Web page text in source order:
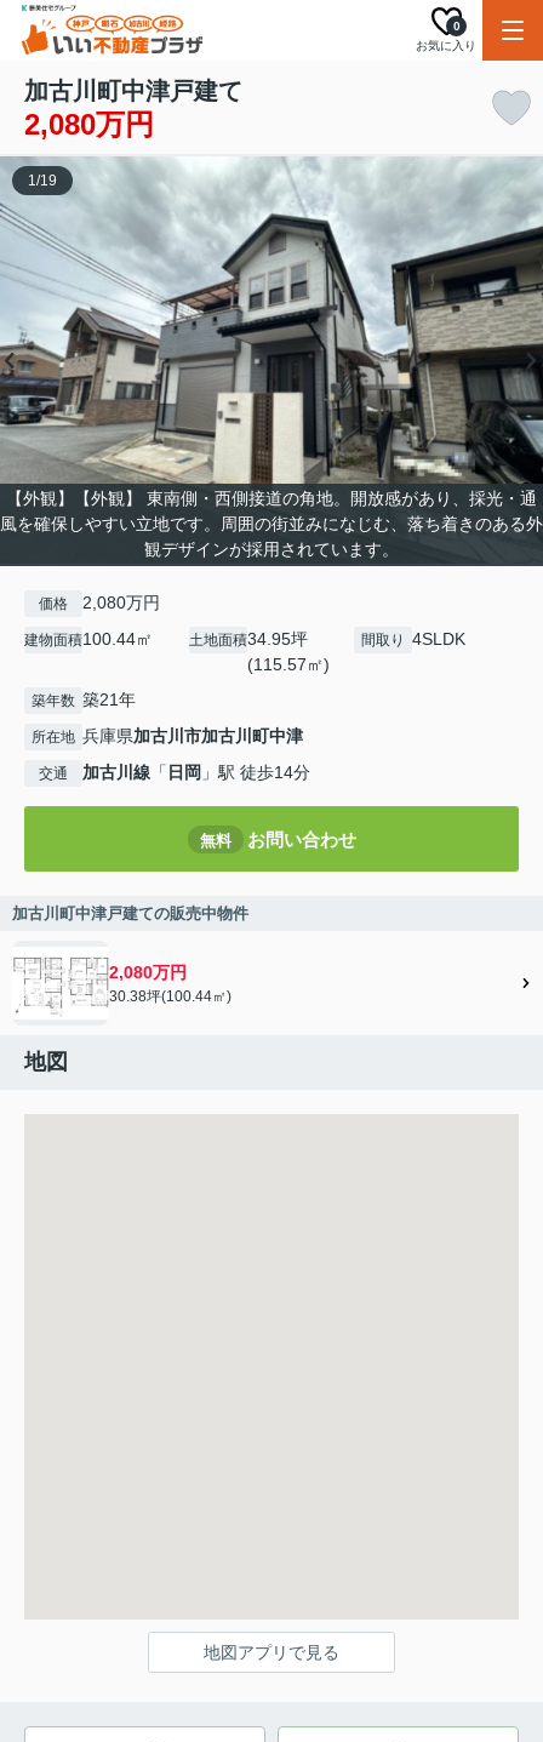
お気に入り
0
加古川町中津戸建て
2,080万円
【外観】【外観】 東南側・西側接道の角地。開放感があり、採光・通
風を確保しやすい立地です。周囲の街並みになじむ、落ち着きのある外
観デザインが採用されています。
1/19
価格 2,080万円
建物面積100.44㎡ 土地面積34.95坪
(115.57㎡)
間取り 4SLDK
築年数 築21年
所在地 兵庫県加古川市加古川町中津
交通 加古川線 「 日岡 」駅 徒歩14分
無料 お問い合わせ
加古川町中津戸建ての販売中物件
2,080万円
30.38坪(100.44㎡)
地図
地図アプリで見る